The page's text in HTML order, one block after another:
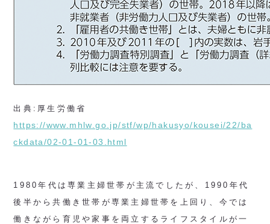
出典:厚生労働省
https://www.mhlw.go.jp/stf/wp/hakusyo/kousei/22/ba
ckdata/02-01-01-03.html
1980年代は専業主婦世帯が主流でしたが、1990年代
後半から共働き世帯が専業主婦世帯を上回り、今では
働きながら育児や家事を両立するライフスタイルが一